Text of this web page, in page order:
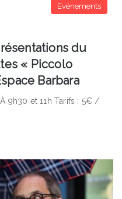
Evénements
du
« Piccolo
Barbara
À 9h30 et 11h Tarifs : 5€ /